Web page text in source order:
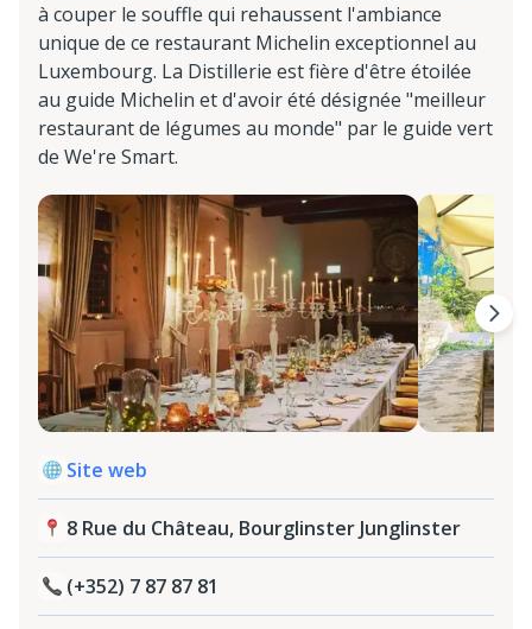
à couper le souffle qui rehaussent l'ambiance
unique de ce restaurant Michelin exceptionnel au
Luxembourg. La Distillerie est fière d'être étoilée
au guide Michelin et d'avoir été désignée "meilleur
restaurant de légumes au monde" par le guide vert
de We're Smart.
Site web
8 Rue du Château, Bourglinster Junglinster
(+352) 7 87 87 81